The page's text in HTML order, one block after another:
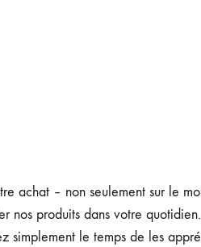
achat – non seulement sur le
nos produits dans votre
simplement le temps de les